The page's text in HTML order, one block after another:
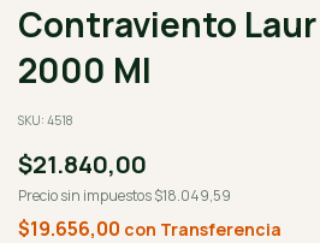
Contraviento Laur
2000 Ml
SKU: 4518
$21.840,00
Precio sin impuestos$18.049,59
$19.656,00 con Transferencia